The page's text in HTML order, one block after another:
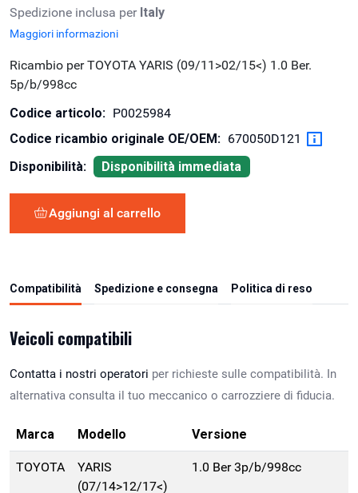
Spedizione inclusa per Italy
Maggiori informazioni
Ricambio per TOYOTA YARIS (09/11>02/15<) 1.0 Ber.
5p/b/998cc
Codice articolo: P0025984
Codice ricambio originale OE/OEM: 670050D121
Disponibilità:
Disponibilità immediata
Aggiungi al carrello
Compatibilità Spedizione e consegna Politica di reso
Veicoli compatibili
Contatta i nostri operatori per richieste sulle compatibilità. In
alternativa consulta il tuo meccanico o carrozziere di fiducia.
Marca Modello Versione
TOYOTA
YARIS
(07/14>12/17<)
1.0 Ber 3p/b/998cc